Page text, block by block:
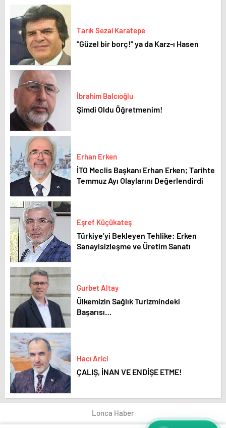
Tarık Sezai Karatepe
"Güzel bir borç!" ya da Karz-ı Hasen
İbrahim Balcıoğlu
Şimdi Oldu Öğretmenim!
Erhan Erken
İTO Meclis Başkanı Erhan Erken; Tarihte
Temmuz Ayı Olaylarını Değerlendirdi
Eşref Küçükateş
Türkiye’yi Bekleyen Tehlike: Erken
Sanayisizleşme ve Üretim Sanatı
Gurbet Altay
Ülkemizin Sağlık Turizmindeki
Başarısı…
Hacı Arici
ÇALIŞ, İNAN VE ENDİŞE ETME!
Lonca Haber